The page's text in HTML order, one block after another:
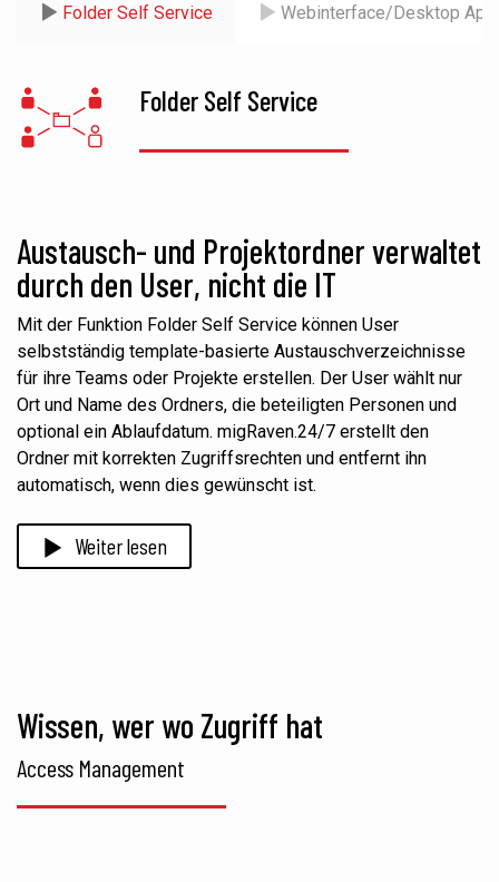
Folder Self Service Webinterface/Desktop App
Folder Self Service
Austausch- und Projektordner verwaltet
durch den User, nicht die IT
Mit der Funktion Folder Self Service können User
selbstständig template-basierte Austauschverzeichnisse
für ihre Teams oder Projekte erstellen. Der User wählt nur
Ort und Name des Ordners, die beteiligten Personen und
optional ein Ablaufdatum. migRaven.24/7 erstellt den
Ordner mit korrekten Zugriffsrechten und entfernt ihn
automatisch, wenn dies gewünscht ist.
Weiter lesen
Wissen, wer wo Zugriff hat
Access Management